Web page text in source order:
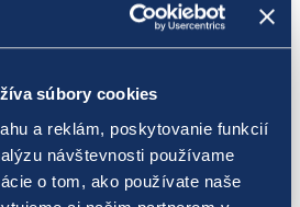
súbory cookies
a reklám, poskytovanie funkcií
návštevnosti používame
o tom, ako používate naše
LOTO 5 z 35 vysoký